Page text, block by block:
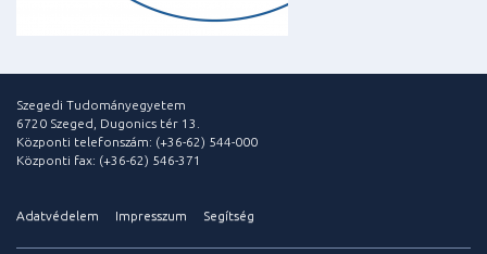
Szegedi Tudományegyetem
6720 Szeged, Dugonics tér 13.
Központi telefonszám: (+36-62) 544-000
Központi fax: (+36-62) 546-371
Adatvédelem Impresszum Segítség